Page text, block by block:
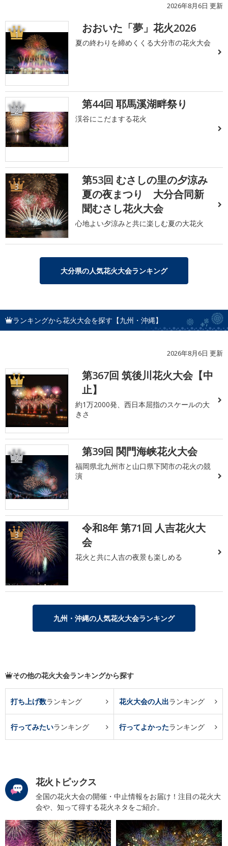
2026年8月6日 更新
1 おおいた「夢」花火2026
夏の終わりを締めくくる大分市の花火大会
2 第44回 耶馬溪湖畔祭り
渓谷にこだまする花火
3
第53回 むさしの里の夕涼み
夏の夜まつり 大分合同新
聞むさし花火大会
心地よい夕涼みと共に楽しむ夏の大花火
大分県の人気花火大会ランキング
ランキングから花火大会を探す【九州・沖縄】
2026年8月6日 更新
1
第367回 筑後川花火大会【中
止】
約1万2000発、西日本屈指のスケールの大
きさ
2 第39回 関門海峡花火大会
福岡県北九州市と山口県下関市の花火の競
演
3
令和8年 第71回 人吉花火大
会
花火と共に人吉の夜景も楽しめる
九州・沖縄の人気花火大会ランキング
その他の花火大会ランキングから探す
打ち上げ数ランキング 花火大会の人出ランキング
行ってみたいランキング 行ってよかったランキング
花火トピックス
全国の花火大会の開催・中止情報をお届け！注目の花火大
会や、知って得する花火ネタをご紹介。